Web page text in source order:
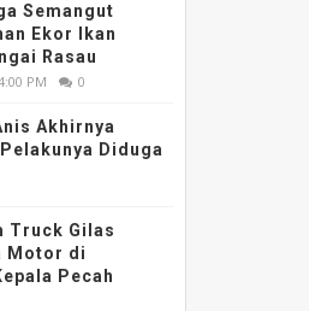
Semangut
Ekor Ikan
Rasau
PM 0
Akhirnya
Diduga
Truck Gilas
Motor di
Pecah